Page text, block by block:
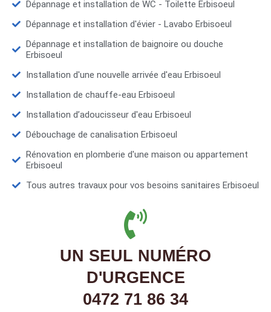
Dépannage et installation de WC - Toilette Erbisoeul
Dépannage et installation d'évier - Lavabo Erbisoeul
Dépannage et installation de baignoire ou douche
Erbisoeul
Installation d'une nouvelle arrivée d'eau Erbisoeul
Installation de chauffe-eau Erbisoeul
Installation d’adoucisseur d'eau Erbisoeul
Débouchage de canalisation Erbisoeul
Rénovation en plomberie d'une maison ou appartement
Erbisoeul
Tous autres travaux pour vos besoins sanitaires Erbisoeul
UN SEUL NUMÉRO
D'URGENCE
0472 71 86 34